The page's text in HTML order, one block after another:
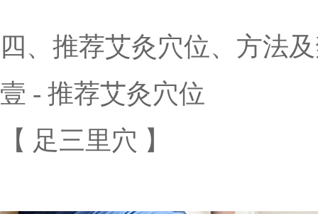
四、推荐艾灸穴位、方法
壹 - 推荐艾灸穴位
【 足三里穴 】